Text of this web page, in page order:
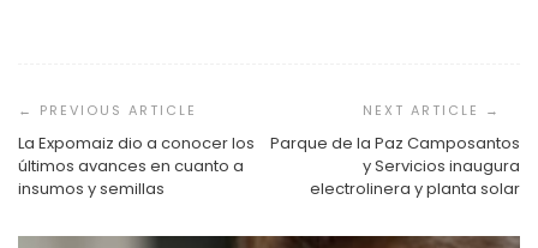
de
entradas
La Expomaiz dio a conocer los
últimos avances en cuanto a
insumos y semillas
Parque de la Paz Camposantos
y Servicios inaugura
electrolinera y planta solar